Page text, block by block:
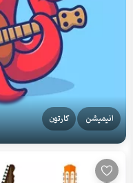
انیمیشن کارتون